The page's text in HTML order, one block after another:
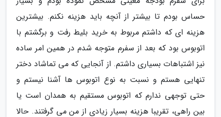
حساس بودم تا بیشتر از آنچه باید هزینه نکنم. بیشترین
هزینه ای که داشتم مربوط به خرید بلیط رفت و برگشتم با
اتوبوس بود که بعد از سفرم متوجه شدم در همین امر ساده
نیز اشتباهات بسیاری داشتم. از آنجایی که می تماشاد دختر
تنهایی هستم و نسبت به نوع اتوبوس ها آشنا نیستم و
حتی توجهی ندارم که اتوبوس مستقیم به همدان است یا
بین راهی، تقریبا هزینه بسیار زیادی از من می گرفتند. حالا